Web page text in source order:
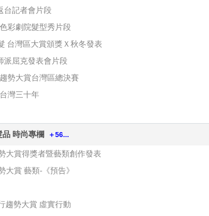
台記者會片段
彩劇院髮型秀片段
台灣區大賞頒獎Ｘ秋冬發表
派屈克發表會片段
勢大賞台灣區總決賽
灣三十年
時尚專欄 ＋56...
大賞得獎者暨藝類創作發表
大賞 藝類-《預告》
趨勢大賞 虛實行動